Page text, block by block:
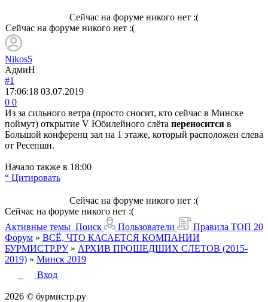
Сейчас на форуме никого нет :(
Сейчас на форуме никого нет :(
Nikos5
АдмиН
#1
17:06:18 03.07.2019
0 0
Из за сильного ветра (просто сносит, кто сейчас в Минске
поймут) открытие V Юбилейного слёта переносится в
Большой конференц зал на 1 этаже, который расположен слева
от Ресепшн.
Начало также в 18:00
“ Цитировать
Сейчас на форуме никого нет :(
Сейчас на форуме никого нет :(
Активные темы Поиск Пользователи Правила ТОП 20
Форум » ВСЁ, ЧТО КАСАЕТСЯ КОМПАНИИ
БУРМИСТР.РУ » АРХИВ ПРОШЕДШИХ СЛЕТОВ (2015-
2019) » Минск 2019
Вход
2026 © бурмистр.ру